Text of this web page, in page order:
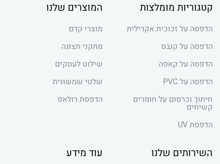
קטגוריות מומלצות
הדפסה על זכוכית אקרילית
הדפסה על קנבס
הדפסה על קאפה
הדפסה על PVC
חיתוך וכרסום על חומרים
קשיחים
הדפסת UV
המוצרים שלנו
מוצרי קדם
מתקני תצוגה
שילוט לעסקים
שלטי שמשונית
הדפסת רולאפ
השירותים שלנו עוד מידע